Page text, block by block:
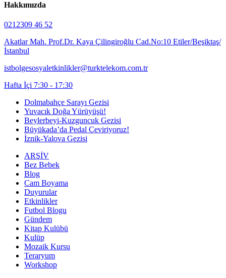
Hakkımızda
0212309 46 52
Akatlar Mah. Prof.Dr. Kaya Çilingiroğlu Cad.No:10 Etiler/Beşiktaş/
İstanbul
istbolgesosyaletkinlikler@turktelekom.com.tr
Hafta İçi 7:30 - 17:30
Dolmabahçe Sarayı Gezisi
Yuvacık Doğa Yürüyüşü!
Beylerbeyi-Kuzguncuk Gezisi
Büyükada’da Pedal Çeviriyoruz!
İznik-Yalova Gezisi
ARŞİV
Bez Bebek
Blog
Cam Boyama
Duyurular
Etkinlikler
Futbol Blogu
Gündem
Kitap Kulübü
Kulüp
Mozaik Kursu
Teraryum
Workshop